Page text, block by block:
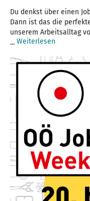
Du denkst über einen
Dann ist das die
unserem Arbeitsalltag
... Weiterlesen